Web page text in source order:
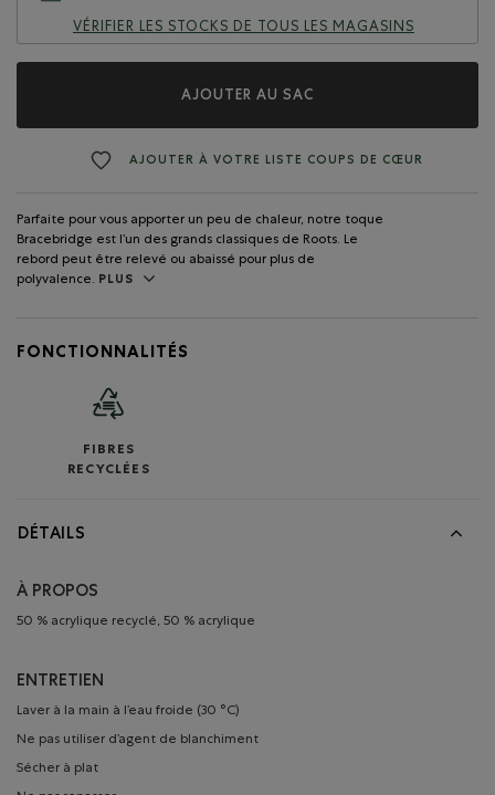
VÉRIFIER LES STOCKS DE TOUS LES MAGASINS
AJOUTER AU SAC
AJOUTER À VOTRE LISTE COUPS DE CŒUR
Parfaite pour vous apporter un peu de chaleur, notre toque
Bracebridge est l’un des grands classiques de Roots. Le
rebord peut être relevé ou abaissé pour plus de
polyvalence. PLUS
FONCTIONNALITÉS
FIBRES
RECYCLÉES
DÉTAILS
À PROPOS
50 % acrylique recyclé, 50 % acrylique
ENTRETIEN
Laver à la main à l’eau froide (30 °C)
Ne pas utiliser d’agent de blanchiment
Sécher à plat